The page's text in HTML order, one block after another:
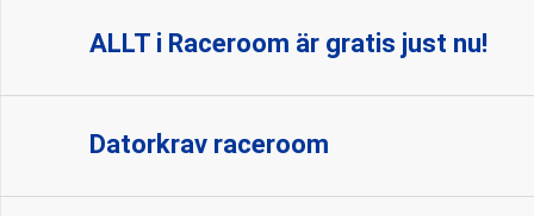
ALLT i Raceroom är gratis just nu!
Datorkrav raceroom